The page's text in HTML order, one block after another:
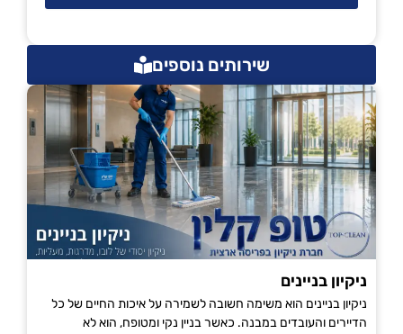
שירותים נוספים
ניקיון בניינים
ניקיון בניינים הוא משימה חשובה לשמירה על איכות החיים של כל
הדיירים והעובדים במבנה. כאשר בניין נקי ומטופח, הוא לא